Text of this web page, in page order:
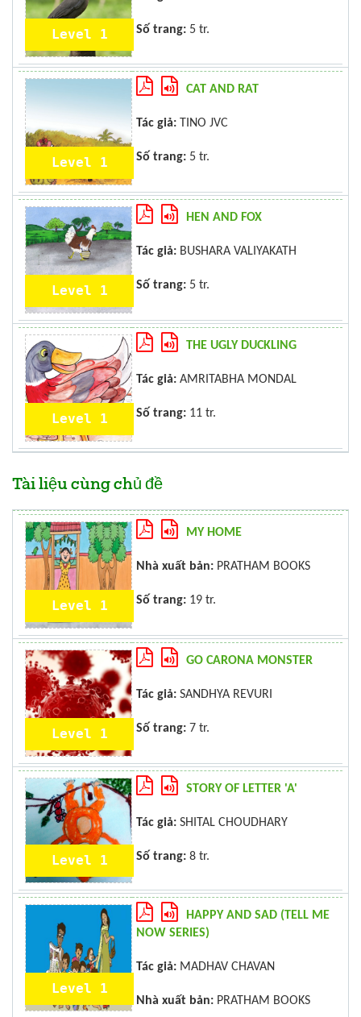
Level 1 Số trang: 5 tr.
Level 1
CAT AND RAT
Tác giả: TINO JVC
Số trang: 5 tr.
Level 1
HEN AND FOX
Tác giả: BUSHARA VALIYAKATH
Số trang: 5 tr.
Level 1
THE UGLY DUCKLING
Tác giả: AMRITABHA MONDAL
Số trang: 11 tr.
Tài liệu cùng chủ đề
Level 1
MY HOME
Nhà xuất bản: PRATHAM BOOKS
Số trang: 19 tr.
Level 1
GO CARONA MONSTER
Tác giả: SANDHYA REVURI
Số trang: 7 tr.
Level 1
STORY OF LETTER 'A'
Tác giả: SHITAL CHOUDHARY
Số trang: 8 tr.
Level 1
HAPPY AND SAD (TELL ME
NOW SERIES)
Tác giả: MADHAV CHAVAN
Nhà xuất bản: PRATHAM BOOKS